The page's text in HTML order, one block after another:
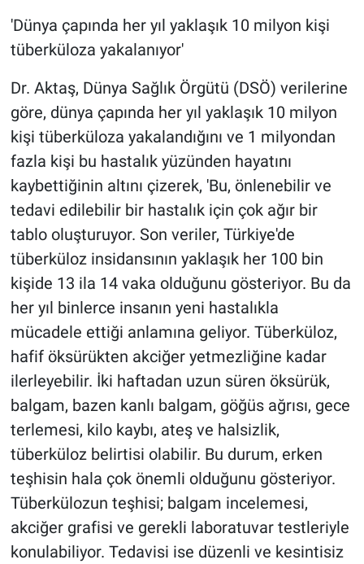
'Dünya çapında her yıl yaklaşık 10 milyon kişi
tüberküloza yakalanıyor'
Dr. Aktaş, Dünya Sağlık Örgütü (DSÖ) verilerine
göre, dünya çapında her yıl yaklaşık 10 milyon
kişi tüberküloza yakalandığını ve 1 milyondan
fazla kişi bu hastalık yüzünden hayatını
kaybettiğinin altını çizerek, 'Bu, önlenebilir ve
tedavi edilebilir bir hastalık için çok ağır bir
tablo oluşturuyor. Son veriler, Türkiye'de
tüberküloz insidansının yaklaşık her 100 bin
kişide 13 ila 14 vaka olduğunu gösteriyor. Bu da
her yıl binlerce insanın yeni hastalıkla
mücadele ettiği anlamına geliyor. Tüberküloz,
hafif öksürükten akciğer yetmezliğine kadar
ilerleyebilir. İki haftadan uzun süren öksürük,
balgam, bazen kanlı balgam, göğüs ağrısı, gece
terlemesi, kilo kaybı, ateş ve halsizlik,
tüberküloz belirtisi olabilir. Bu durum, erken
teşhisin hala çok önemli olduğunu gösteriyor.
Tüberkülozun teşhisi; balgam incelemesi,
akciğer grafisi ve gerekli laboratuvar testleriyle
konulabiliyor. Tedavisi ise düzenli ve kesintisiz